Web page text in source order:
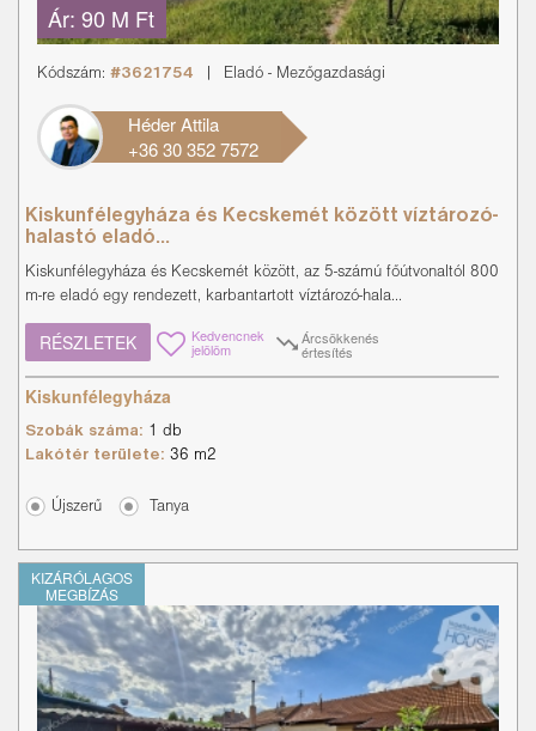
Ár: 90 M Ft
Kódszám: #3621754 Eladó - Mezőgazdasági
Héder Attila
+36 30 352 7572
Kiskunfélegyháza és Kecskemét között víztározó-
halastó eladó...
Kiskunfélegyháza és Kecskemét között, az 5-számú főútvonaltól 800
m-re eladó egy rendezett, karbantartott víztározó-hala...
RÉSZLETEK Kedvencnek
jelölöm
Árcsökkenés
értesítés
Kiskunfélegyháza
Szobák száma: 1 db
Lakótér területe: 36 m2
Újszerű Tanya
KIZÁRÓLAGOS
MEGBÍZÁS